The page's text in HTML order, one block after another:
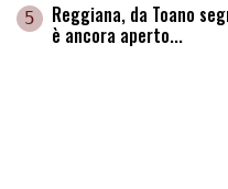
5 Reggiana, da Toano
è ancora aperto...